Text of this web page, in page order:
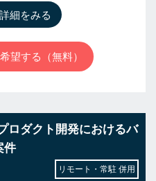
細をみる
望する（無料）
ロダクト開発におけるバ
件
リモート・常駐 併用